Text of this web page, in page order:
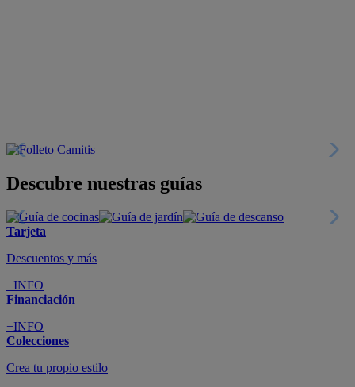
Descubre nuestras guías
Tarjeta
Descuentos y más
+INFO
Financiación
+INFO
Colecciones
Crea tu propio estilo